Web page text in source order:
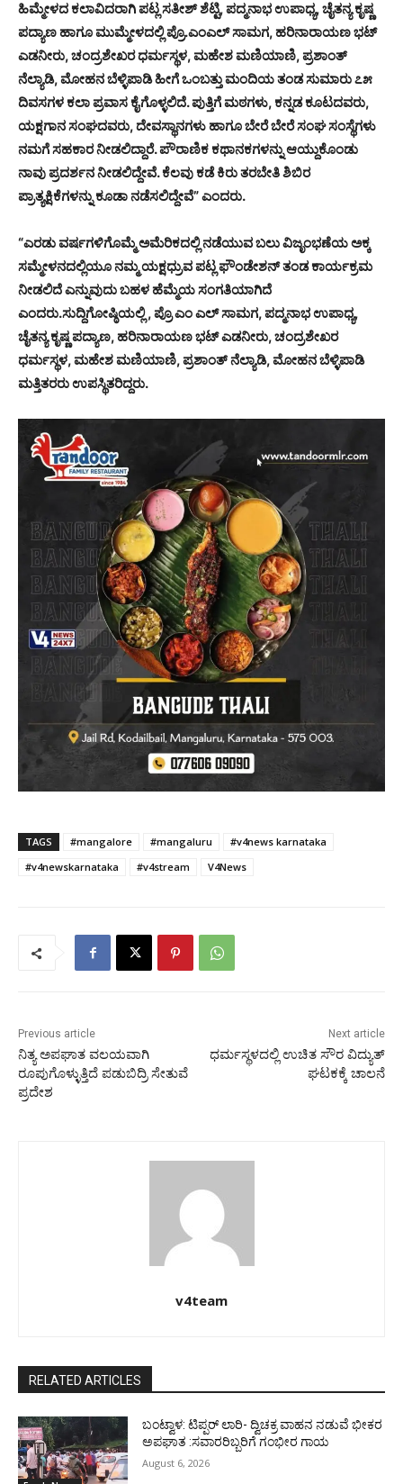
ಹಿಮ್ಮೇಳದ ಕಲಾವಿದರಾಗಿ ಪಟ್ಲ ಸತೀಶ್ ಶೆಟ್ಟಿ, ಪದ್ಮನಾಭ ಉಪಾಧ್ಯ, ಚೈತನ್ಯ ಕೃಷ್ಣ
ಪದ್ಯಾಣ ಹಾಗೂ ಮುಮ್ಮೇಳದಲ್ಲಿ ಪ್ರೊ.ಎಂಎಲ್ ಸಾಮಗ, ಹರಿನಾರಾಯಣ ಭಟ್
ಎಡನೀರು, ಚಂದ್ರಶೇಖರ ಧರ್ಮಸ್ಥಳ, ಮಹೇಶ ಮಣಿಯಾಣಿ, ಪ್ರಶಾಂತ್
ನೆಲ್ಯಾಡಿ, ಮೋಹನ ಬೆಳ್ಳಿಪಾಡಿ ಹೀಗೆ ಒಂಬತ್ತು ಮಂದಿಯ ತಂಡ ಸುಮಾರು ೭೫
ದಿವಸಗಳ ಕಲಾ ಪ್ರವಾಸ ಕೈಗೊಳ್ಳಲಿದೆ. ಪುತ್ತಿಗೆ ಮಠಗಳು, ಕನ್ನಡ ಕೂಟದವರು,
ಯಕ್ಷಗಾನ ಸಂಘದವರು, ದೇವಸ್ಥಾನಗಳು ಹಾಗೂ ಬೇರೆ ಬೇರೆ ಸಂಘ ಸಂಸ್ಥೆಗಳು
ನಮಗೆ ಸಹಕಾರ ನೀಡಲಿದ್ದಾರೆ. ಪೌರಾಣಿಕ ಕಥಾನಕಗಳನ್ನು ಆಯ್ದುಕೊಂಡು
ನಾವು ಪ್ರದರ್ಶನ ನೀಡಲಿದ್ದೇವೆ. ಕೆಲವು ಕಡೆ ಕಿರು ತರಬೇತಿ ಶಿಬಿರ
ಪ್ರಾತ್ಯಕ್ಷಿಕೆಗಳನ್ನು ಕೂಡಾ ನಡೆಸಲಿದ್ದೇವೆ” ಎಂದರು.
“ಎರಡು ವರ್ಷಗಳಿಗೊಮ್ಮೆ ಅಮೆರಿಕದಲ್ಲಿ ನಡೆಯುವ ಬಲು ವಿಜೃಂಭಣೆಯ ಅಕ್ಕ
ಸಮ್ಮೇಳನದಲ್ಲಿಯೂ ನಮ್ಮ ಯಕ್ಷಧ್ರುವ ಪಟ್ಲ ಫೌಂಡೇಶನ್ ತಂಡ ಕಾರ್ಯಕ್ರಮ
ನೀಡಲಿದೆ ಎನ್ನುವುದು ಬಹಳ ಹೆಮ್ಮೆಯ ಸಂಗತಿಯಾಗಿದೆ
ಎಂದರು.ಸುದ್ದಿಗೋಷ್ಠಿಯಲ್ಲಿ , ಪ್ರೊ ಎಂ ಎಲ್ ಸಾಮಗ, ಪದ್ಮನಾಭ ಉಪಾಧ್ಯ,
ಚೈತನ್ಯ ಕೃಷ್ಣ ಪದ್ಯಾಣ, ಹರಿನಾರಾಯಣ ಭಟ್ ಎಡನೀರು, ಚಂದ್ರಶೇಖರ
ಧರ್ಮಸ್ಥಳ, ಮಹೇಶ ಮಣಿಯಾಣಿ, ಪ್ರಶಾಂತ್ ನೆಲ್ಯಾಡಿ, ಮೋಹನ ಬೆಳ್ಳಿಪಾಡಿ
ಮತ್ತಿತರರು ಉಪಸ್ಥಿತರಿದ್ದರು.
TAGS #mangalore #mangaluru
#v4news karnataka
#v4newskarnataka
#v4stream V4News
Previous article
ನಿತ್ಯ ಅಪಘಾತ ವಲಯವಾಗಿ
ರೂಪುಗೊಳ್ಳುತ್ತಿದೆ ಪಡುಬಿದ್ರಿ ಸೇತುವೆ
ಪ್ರದೇಶ
Next article
ಧರ್ಮಸ್ಥಳದಲ್ಲಿ ಉಚಿತ ಸೌರ ವಿದ್ಯುತ್
ಘಟಕಕ್ಕೆ ಚಾಲನೆ
v4team
RELATED ARTICLES
ಬಂಟ್ವಾಳ: ಟಿಪ್ಪರ್ ಲಾರಿ- ದ್ವಿಚಕ್ರ ವಾಹನ ನಡುವೆ ಭೀಕರ
ಅಪಘಾತ :ಸವಾರರಿಬ್ಬರಿಗೆ ಗಂಭೀರ ಗಾಯ
August 6, 2026